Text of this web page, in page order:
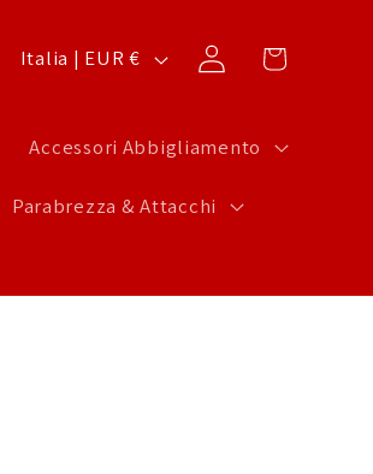
Accessori Abbigliamento
Parabrezza & Attacchi
e
A
Italia | EUR € Accedi Carrello